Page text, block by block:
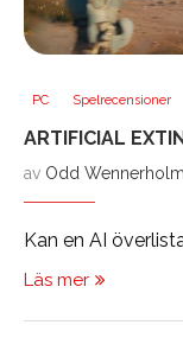
PC Spelrecensioner
ARTIFICIAL
av Odd Wennerholm
Kan en AI
Läs mer